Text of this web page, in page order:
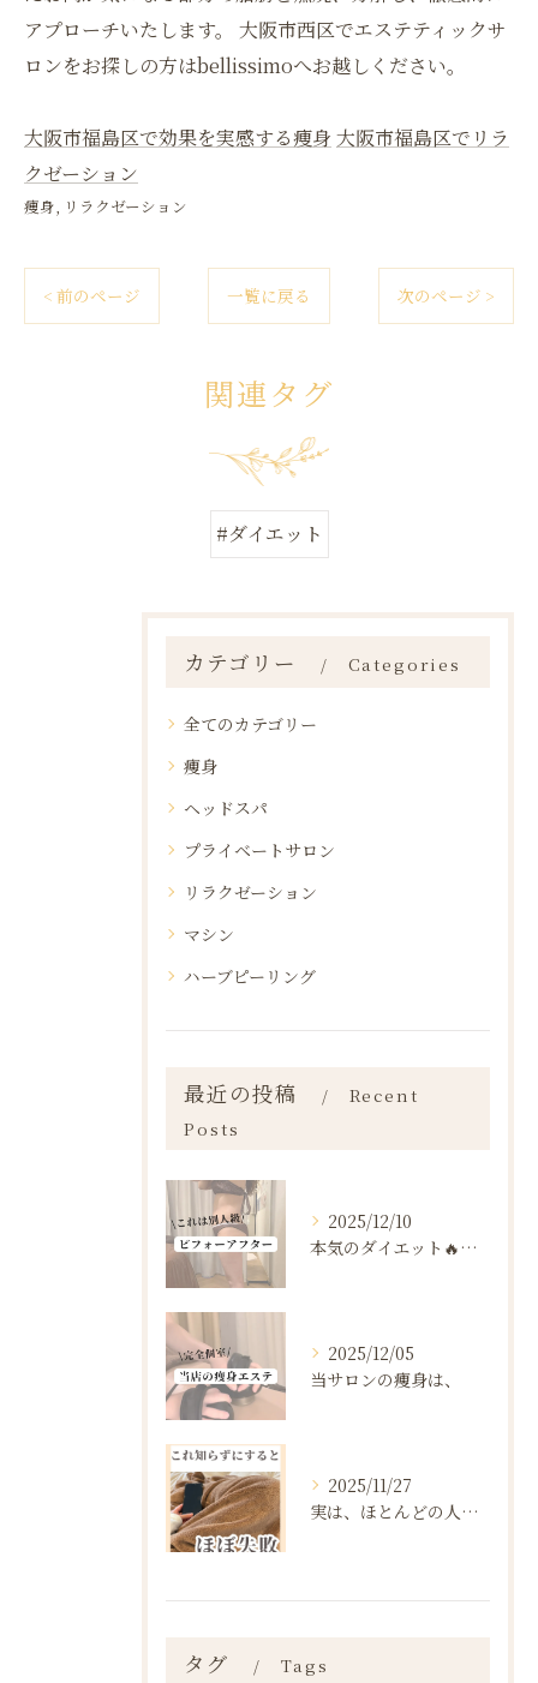
アプローチいたします。 大阪市西区でエステティックサ
ロンをお探しの方はbellissimoへお越しください。
大阪市福島区で効果を実感する痩身 大阪市福島区でリラ
クゼーション
痩身 リラクゼーション
< 前のページ 一覧に戻る 次のページ >
関連タグ
#ダイエット
カテゴリー Categories
全てのカテゴリー
痩身
ヘッドスパ
プライベートサロン
リラクゼーション
マシン
ハーブピーリング
最近の投稿
Recent
Posts
2025/12/10
本気のダイエット🔥🔥🔥
2025/12/05
当サロンの痩身は、
2025/11/27
実は、ほとんどの人は“ダイエットを始める前の段階”で失敗が確...
タグ Tags